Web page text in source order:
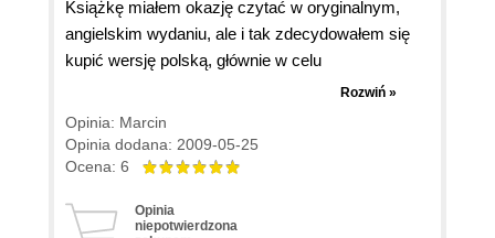
Książkę miałem okazję czytać w oryginalnym,
angielskim wydaniu, ale i tak zdecydowałem się
kupić wersję polską, głównie w celu
zaprezentowania jej kilku osobom. Jest to
znakomite opracowanie tematu. Z jednej strony,
ujęcie jest wyczerpujące, a z drugiej, narracja jest
prowadzona w sposób, który nie nuży. Polecam
znakomicie rozwijają lub uzupełniają niektóre
Rozwiń »
Opinia: Marcin
Opinia dodana: 2009-05-25
Ocena: 6
Opinia
niepotwierdzona